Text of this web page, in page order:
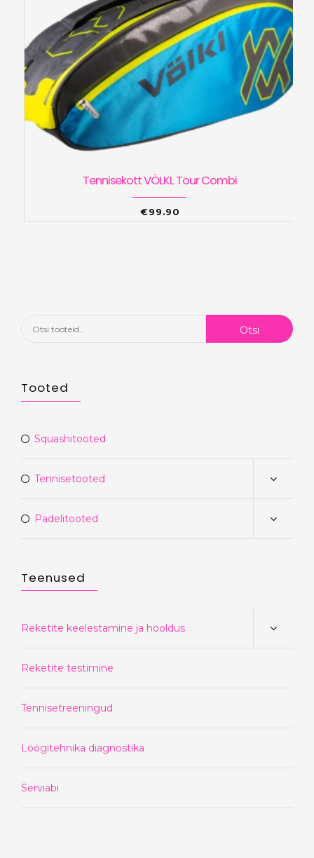
Tennisekott VÖLKL Tour Combi
€ 99.90
Otsi: Otsi
Tooted
Squashitooted
Tennisetooted
Padelitooted
Teenused
Reketite keelestamine ja hooldus
Reketite testimine
Tennisetreeningud
Löögitehnika diagnostika
Serviabi